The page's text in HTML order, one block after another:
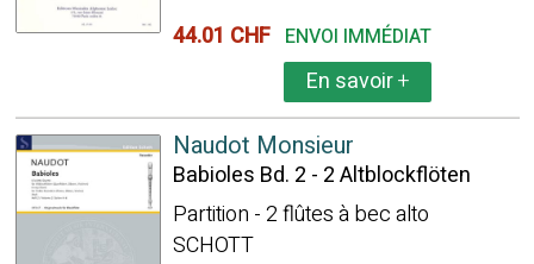
44.01 CHF ENVOI IMMÉDIAT
En savoir+
Naudot Monsieur
Babioles Bd. 2 - 2 Altblockflöten
Partition - 2 flûtes à bec alto
SCHOTT